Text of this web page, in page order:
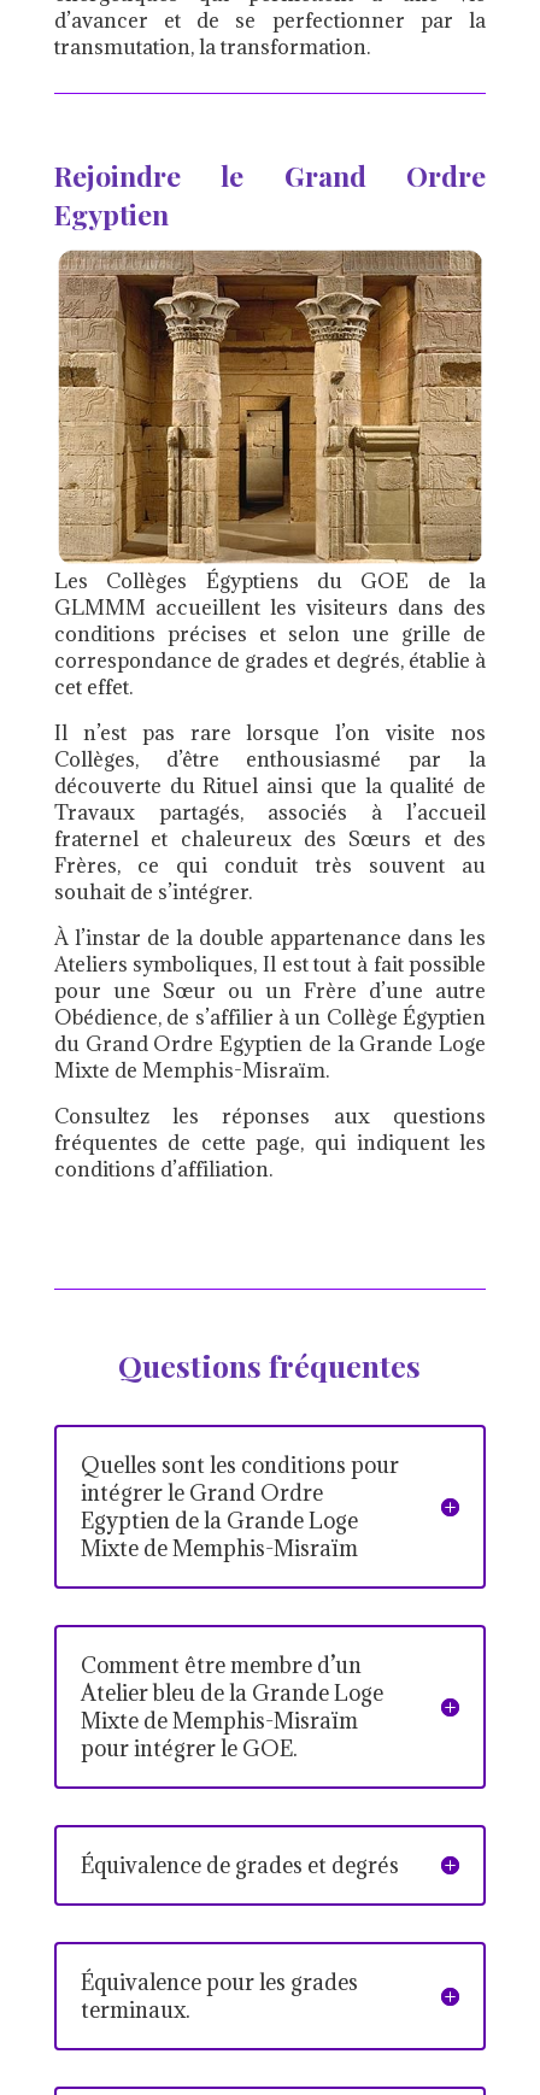
d’avancer et de se perfectionner par la
transmutation, la transformation.
Rejoindre le Grand Ordre
Egyptien
Les Collèges Égyptiens du GOE de la
GLMMM accueillent les visiteurs dans des
conditions précises et selon une grille de
correspondance de grades et degrés, établie à
cet effet.
Il n’est pas rare lorsque l’on visite nos
Collèges, d’être enthousiasmé par la
découverte du Rituel ainsi que la qualité de
Travaux partagés, associés à l’accueil
fraternel et chaleureux des Sœurs et des
Frères, ce qui conduit très souvent au
souhait de s’intégrer.
À l’instar de la double appartenance dans les
Ateliers symboliques, Il est tout à fait possible
pour une Sœur ou un Frère d’une autre
Obédience, de s’affilier à un Collège Égyptien
du Grand Ordre Egyptien de la Grande Loge
Mixte de Memphis-Misraïm.
Consultez les réponses aux questions
fréquentes de cette page, qui indiquent les
conditions d’affiliation.
Questions fréquentes
Quelles sont les conditions pour
intégrer le Grand Ordre
Egyptien de la Grande Loge
Mixte de Memphis-Misraïm
Comment être membre d’un
Atelier bleu de la Grande Loge
Mixte de Memphis-Misraïm
pour intégrer le GOE.
Équivalence de grades et degrés
Équivalence pour les grades
terminaux.